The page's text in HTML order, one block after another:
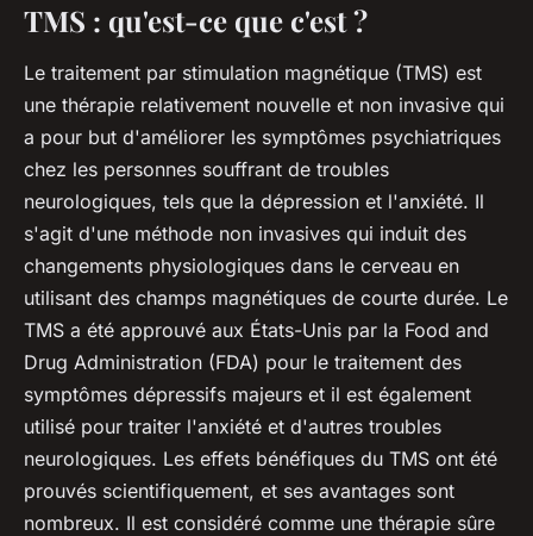
TMS : qu'est-ce que c'est ?
Le traitement par stimulation magnétique (TMS) est
une thérapie relativement nouvelle et non invasive qui
a pour but d'améliorer les symptômes psychiatriques
chez les personnes souffrant de troubles
neurologiques, tels que la dépression et l'anxiété. Il
s'agit d'une méthode non invasives qui induit des
changements physiologiques dans le cerveau en
utilisant des champs magnétiques de courte durée. Le
TMS a été approuvé aux États-Unis par la Food and
Drug Administration (FDA) pour le traitement des
symptômes dépressifs majeurs et il est également
utilisé pour traiter l'anxiété et d'autres troubles
neurologiques. Les effets bénéfiques du TMS ont été
prouvés scientifiquement, et ses avantages sont
nombreux. Il est considéré comme une thérapie sûre